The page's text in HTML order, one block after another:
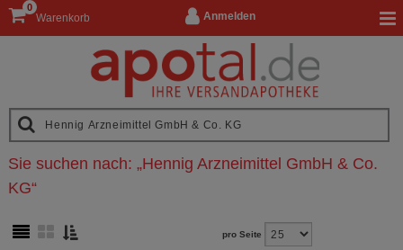
Anmelden
Warenkorb
0
Sie suchen nach: „Hennig Arzneimittel GmbH & Co.
KG“
pro Seite